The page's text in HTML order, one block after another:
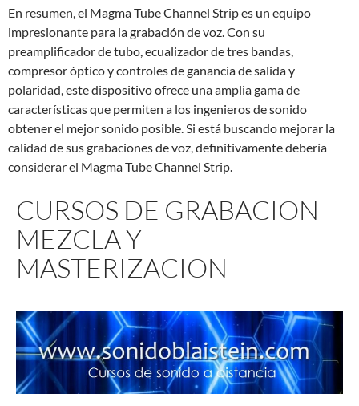
En resumen, el Magma Tube Channel Strip es un equipo
impresionante para la grabación de voz. Con su
preamplificador de tubo, ecualizador de tres bandas,
compresor óptico y controles de ganancia de salida y
polaridad, este dispositivo ofrece una amplia gama de
características que permiten a los ingenieros de sonido
obtener el mejor sonido posible. Si está buscando mejorar la
calidad de sus grabaciones de voz, definitivamente debería
considerar el Magma Tube Channel Strip.
CURSOS DE GRABACION
MEZCLA Y
MASTERIZACION